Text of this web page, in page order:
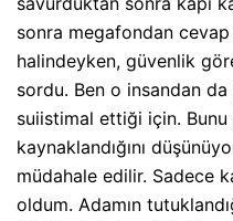
sonra megafondan
halindeyken, güvenlik
sordu. Ben o insandan
suiistimal ettiği için.
kaynaklandığını
müdahale edilir. Sadece
oldum. Adamın